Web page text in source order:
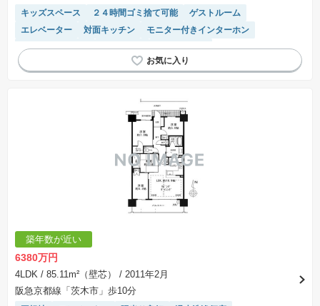
場合があります。
キッズスペース ２４時間ゴミ捨て可能
ゲストルーム
エレベーター
対面キッチン
モニター付きインターホン
システムキッチン
ペット相談 宅配ボックス
築年数が近い
6380万円
4LDK / 85.11m²（壁芯）
/ 2011年2月
阪急京都線「茨木市」歩10分